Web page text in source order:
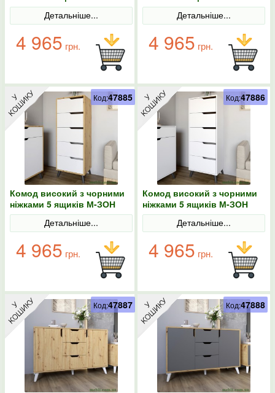
Борн 500 Дуб Артизан
Детальніше...
4 965 грн.
Борн 500 Дуб Артизан/
АнтрацитДетальніше...
4 965 грн.
Комод високий з чорними
ніжками 5 ящиків М-ЗОН
Борн 500 Дуб Артизан/
Німфея Альба (білий)
Детальніше...
4 965 грн.
Код:47885
Комод високий з чорними
ніжками 5 ящиків М-ЗОН
Борн 500 Німфея Альба
Детальніше...
4 965 грн.
Код:47886
Код:47887 Код:47888